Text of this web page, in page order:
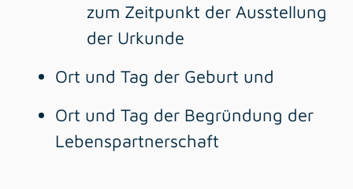
zum Zeitpunkt der Ausstellung
der Urkunde
Ort und Tag der Geburt und
Ort und Tag der Begründung der
Lebenspartnerschaft